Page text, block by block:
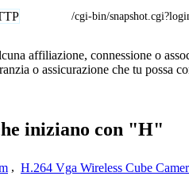
/cgi-bin/
affiliazione, connessione o
o assicurazione che tu possa
iniziano con "H"
, H.264 Vga Wireless Cube